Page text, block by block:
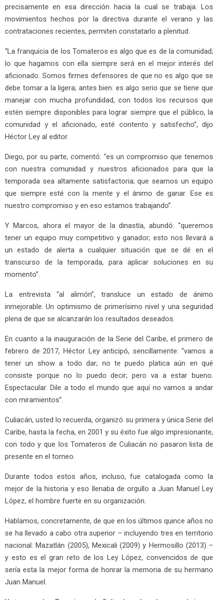
precisamente en esa dirección hacia la cual se trabaja. Los
movimientos hechos por la directiva durante el verano y las
contrataciones recientes, permiten constatarlo a plenitud.
“La franquicia de los Tomateros es algo que es de la comunidad;
lo que hagamos con ella siempre será en el mejor interés del
aficionado. Somos firmes defensores de que no es algo que se
debe tomar a la ligera; antes bien: es algo serio que se tiene que
manejar con mucha profundidad, con todos los recursos que
estén siempre disponibles para lograr siempre que el público, la
comunidad y el aficionado, esté contento y satisfecho”, dijo
Héctor Ley al editor.
Diego, por su parte, comentó: “es un compromiso que tenemos
con nuestra comunidad y nuestros aficionados para que la
temporada sea altamente satisfactoria; que seamos un equipo
que siempre esté con la mente y el ánimo de ganar. Ese es
nuestro compromiso y en eso estamos trabajando”.
Y Marcos, ahora el mayor de la dinastía, abundó: “queremos
tener un equipo muy competitivo y ganador; esto nos llevará a
un estado de alerta a cualquier situación que se dé en el
transcurso de la temporada, para aplicar soluciones en su
momento”.
La entrevista “al alimón”, transluce un estado de ánimo
inmejorable. Un optimismo de primerísimo nivel y una seguridad
plena de que se alcanzarán los resultados deseados.
En cuanto a la inauguración de la Serie del Caribe, el primero de
febrero de 2017, Héctor Ley anticipó, sencillamente: “vamos a
tener un show a todo dar; no te puedo platica aún en qué
consiste porque no lo puedo decir; pero va a estar bueno.
Espectacular. Dile a todo el mundo que aquí no vamos a andar
con miramientos”.
Culiacán, usted lo recuerda, organizó su primera y única Serie del
Caribe, hasta la fecha, en 2001 y su éxito fue algo impresionante,
con todo y que los Tomateros de Culiacán no pasaron lista de
presente en el torneo.
Durante todos estos años, incluso, fue catalogada como la
mejor de la historia y eso llenaba de orgullo a Juan Manuel Ley
López, el hombre fuerte en su organización.
Hablamos, concretamente, de que en los últimos quince años no
se ha llevado a cabo otra superior – incluyendo tres en territorio
nacional: Mazatlán (2005), Mexicali (2009) y Hermosillo (2013) –
y esto es el gran reto de los Ley López, convencidos de que
sería esta la mejor forma de honrar la memoria de su hermano
Juan Manuel.